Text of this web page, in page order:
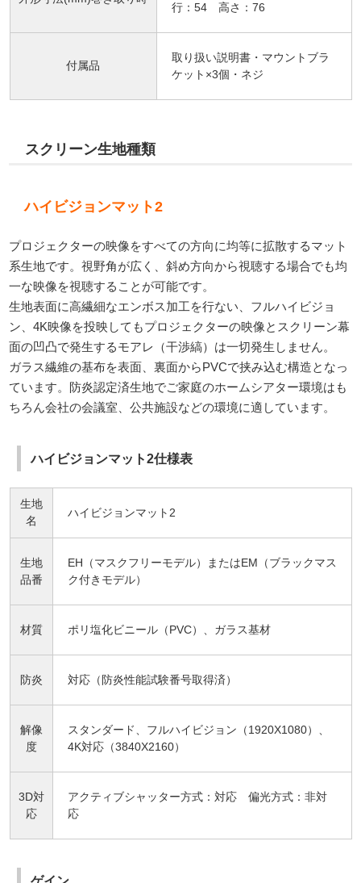
行：54 高さ：76
付属品
取り扱い説明書・マウントブラ
ケット×3個・ネジ
スクリーン生地種類
ハイビジョンマット2
プロジェクターの映像をすべての方向に均等に拡散するマット
系生地です。視野角が広く、斜め方向から視聴する場合でも均
一な映像を視聴することが可能です。
生地表面に高繊細なエンボス加工を行ない、フルハイビジョ
ン、4K映像を投映してもプロジェクターの映像とスクリーン幕
面の凹凸で発生するモアレ（干渉縞）は一切発生しません。
ガラス繊維の基布を表面、裏面からPVCで挟み込む構造となっ
ています。防炎認定済生地でご家庭のホームシアター環境はも
ちろん会社の会議室、公共施設などの環境に適しています。
ハイビジョンマット2仕様表
生地
名
ハイビジョンマット2
生地
品番
EH（マスクフリーモデル）またはEM（ブラックマス
ク付きモデル）
材質 ポリ塩化ビニール（PVC）、ガラス基材
防炎 対応（防炎性能試験番号取得済）
解像
度
スタンダード、フルハイビジョン（1920X1080）、
4K対応（3840X2160）
3D対
応
アクティブシャッター方式：対応 偏光方式：非対
応